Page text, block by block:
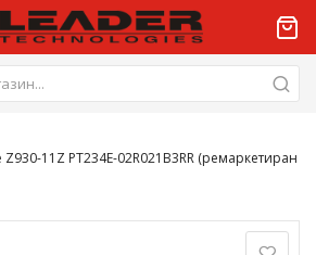
11Z PT234E-02R021B3RR (ремаркетиран